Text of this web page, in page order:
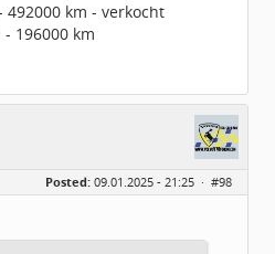
492000 km - verkocht
- 196000 km
Posted: 09.01.2025 - 21:25 · #98